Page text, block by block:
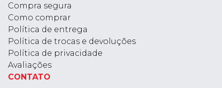
Compra segura
Como comprar
Política de entrega
Política de trocas e devoluções
Política de privacidade
Avaliações
CONTATO